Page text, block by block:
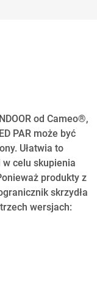
od Cameo®,
PAR może być
Ułatwia to
celu skupienia
produkty z
skrzydła
wersjach: